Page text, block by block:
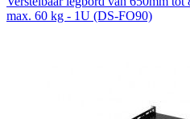
max. 60 kg - 1U (DS-FO90)